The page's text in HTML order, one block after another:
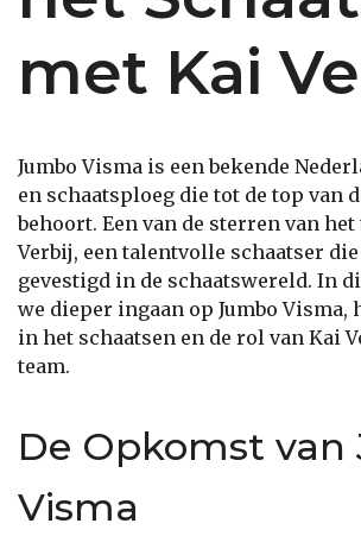
met Kai
Jumbo Visma is een bekende
en schaatsploeg die tot de top van
behoort. Een van de sterren van het
Verbij, een talentvolle schaatser
gevestigd in de schaatswereld. In
we dieper ingaan op Jumbo Visma,
in het schaatsen en de rol van Kai
team.
De Opkomst van
Visma